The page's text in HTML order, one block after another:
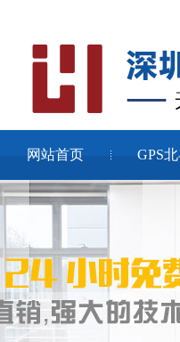
网站首页 GPS